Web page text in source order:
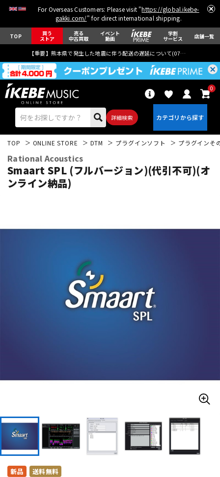
For Overseas Customers: Please visit "https://global.ikebe-
gakki.com/" for direct international shipping.
TOP 買う
ストア
売る
中古買取
イベント
動画
学割
サービス 店舗一覧
【重要】熊本県で発生した地震に伴う配送の遅延について(07月29日
詳細検索
0
キーボード 電子ピアノ
DTM オンライン納品 レコーディング機器
TOP ONLINE STORE DTM プラグインソフト プラグインそ
Rational Acoustics
Smaart SPL (フルバージョン)(代引不可)(オ
ンライン納品)
新品 送料無料